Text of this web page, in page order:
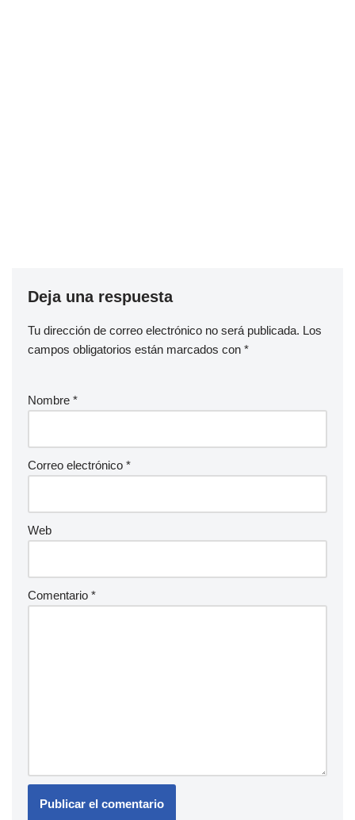
Deja una respuesta
Tu dirección de correo electrónico no será publicada. Los
campos obligatorios están marcados con *
Nombre *
Correo electrónico *
Web
Comentario *